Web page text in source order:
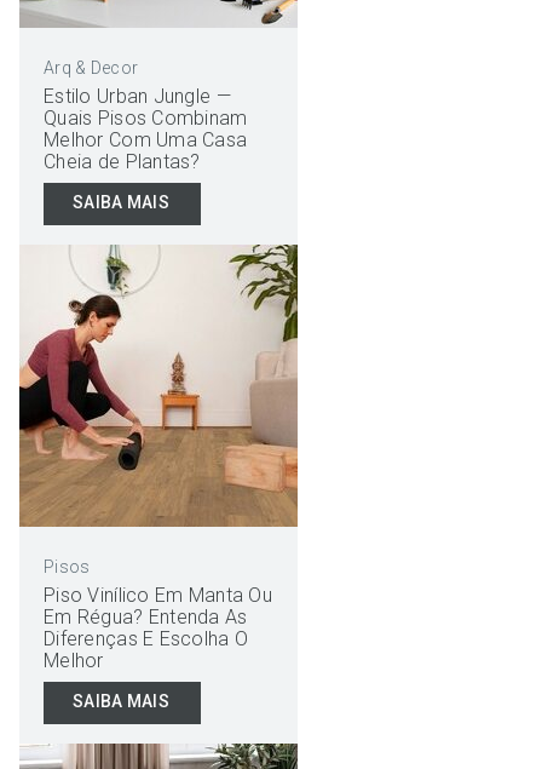
Arq & Decor
Estilo Urban Jungle —
Quais Pisos Combinam
Melhor Com Uma Casa
Cheia de Plantas?
SAIBA MAIS
Pisos
Piso Vinílico Em Manta Ou
Em Régua? Entenda As
Diferenças E Escolha O
Melhor
SAIBA MAIS